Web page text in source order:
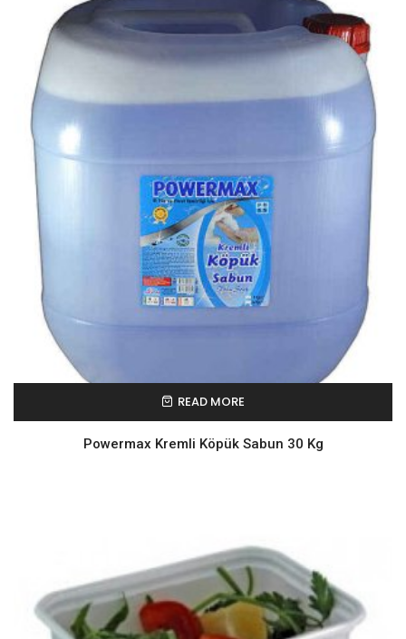
READ MORE
Powermax Kremli Köpük Sabun 30 Kg